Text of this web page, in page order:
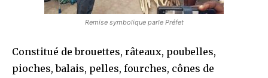
Remise symbolique parle Préfet
Constitué de brouettes, râteaux, poubelles,
pioches, balais, pelles, fourches, cônes de